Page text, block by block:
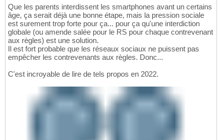
Que les parents interdissent les smartphones avant un certains
âge, ça serait déjà une bonne étape, mais la pression sociale
est surement trop forte pour ça... pour ça qu'une interdiction
globale (ou amende salée pour le RS pour chaque contrevenant
aux règles) est une solution.
Il est fort probable que les réseaux sociaux ne puissent pas
empêcher les contrevenants aux règles. Donc...
C'est incroyable de lire de tels propos en 2022.